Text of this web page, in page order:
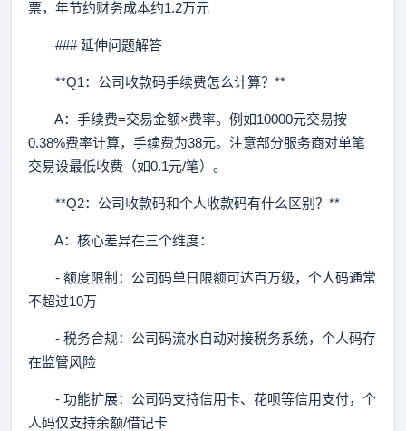
票，年节约财务成本约1.2万元
### 延伸问题解答
**Q1：公司收款码手续费怎么计算？**
A：手续费=交易金额×费率。例如10000元交易按
0.38%费率计算，手续费为38元。注意部分服务商对单笔
交易设最低收费（如0.1元/笔）。
**Q2：公司收款码和个人收款码有什么区别？**
A：核心差异在三个维度：
- 额度限制：公司码单日限额可达百万级，个人码通常
不超过10万
- 税务合规：公司码流水自动对接税务系统，个人码存
在监管风险
- 功能扩展：公司码支持信用卡、花呗等信用支付，个
人码仅支持余额/借记卡